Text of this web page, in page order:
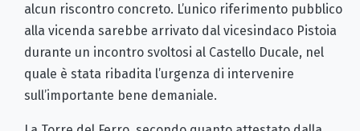
alcun riscontro concreto. L’unico riferimento pubblico
alla vicenda sarebbe arrivato dal vicesindaco Pistoia
durante un incontro svoltosi al Castello Ducale, nel
quale è stata ribadita l’urgenza di intervenire
sull’importante bene demaniale.